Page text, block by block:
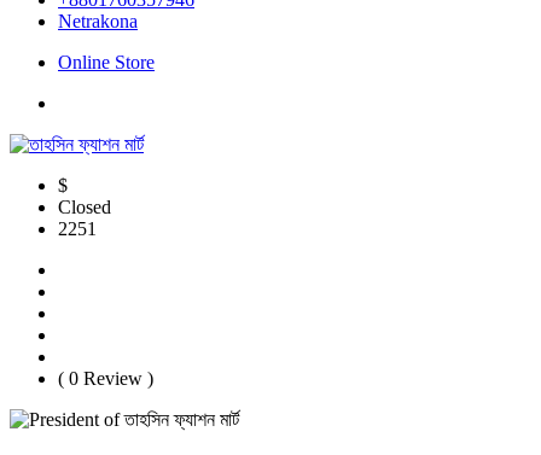
Netrakona
Online Store
$
Closed
2251
( 0 Review )